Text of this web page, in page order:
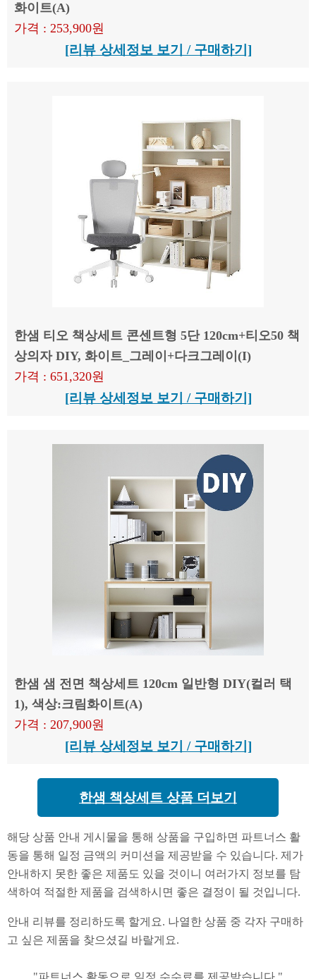
화이트(A)
가격 : 253,900원
[리뷰 상세정보 보기 / 구매하기]
한샘 티오 책상세트 콘센트형 5단 120cm+티오50 책
상의자 DIY, 화이트_그레이+다크그레이(I)
가격 : 651,320원
[리뷰 상세정보 보기 / 구매하기]
한샘 샘 전면 책상세트 120cm 일반형 DIY(컬러 택
1), 색상:크림화이트(A)
가격 : 207,900원
[리뷰 상세정보 보기 / 구매하기]
한샘 책상세트 상품 더보기
해당 상품 안내 게시물을 통해 상품을 구입하면 파트너스 활
동을 통해 일정 금액의 커미션을 제공받을 수 있습니다. 제가
안내하지 못한 좋은 제품도 있을 것이니 여러가지 정보를 탐
색하여 적절한 제품을 검색하시면 좋은 결정이 될 것입니다.
안내 리뷰를 정리하도록 할게요. 나열한 상품 중 각자 구매하
고 싶은 제품을 찾으셨길 바랄게요.